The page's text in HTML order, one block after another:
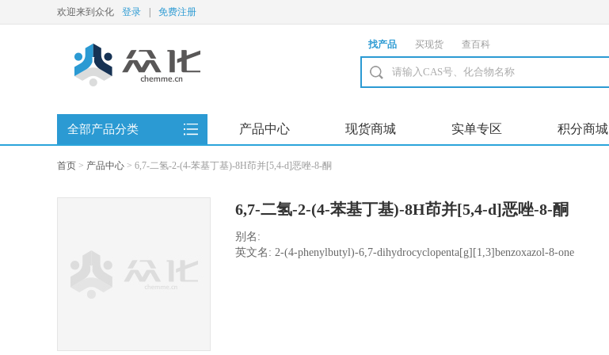
欢迎来到众化 登录 免费注册
找产品 买现货 查百科
全部产品分类 产品中心 现货商城 实单专区 积分商城
首页 > 产品中心 > 6,7-二氢-2-(4-苯基丁基)-8H茚并[5,4-d]恶唑-8-酮
6,7-二氢-2-(4-苯基丁基)-8H茚并[5,4-d]恶唑-8-酮
别名:
英文名: 2-(4-phenylbutyl)-6,7-dihydrocyclopenta[g][1,3]benzoxazol-8-one